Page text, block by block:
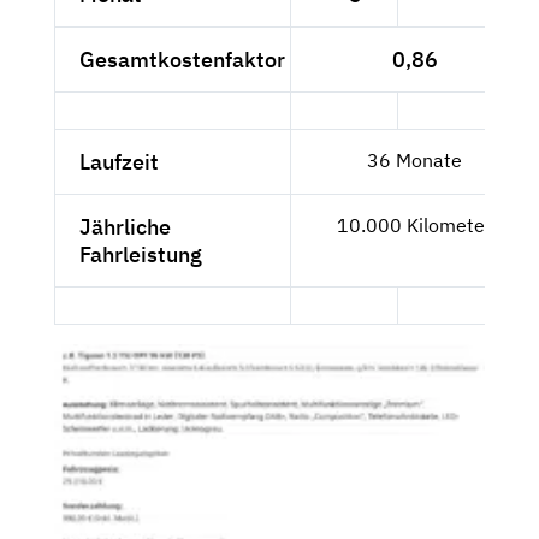
Gesamtkostenfaktor 0,86
Laufzeit 36 Monate
Jährliche
Fahrleistung
10.000 Kilometer